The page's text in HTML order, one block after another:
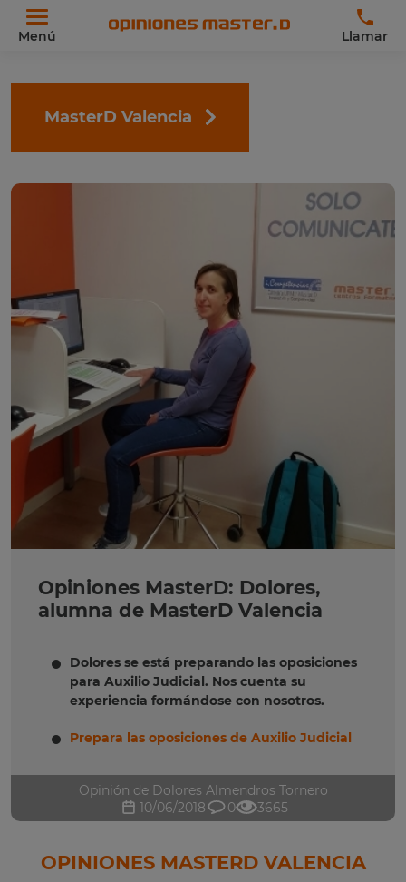
Menú Llamar
MasterD Valencia
Opiniones MasterD: Dolores,
alumna de MasterD Valencia
Dolores se está preparando las oposiciones
para Auxilio Judicial. Nos cuenta su
experiencia formándose con nosotros.
Prepara las oposiciones de Auxilio Judicial
Opinión de Dolores Almendros Tornero
10/06/2018
0 3665
OPINIONES MASTERD VALENCIA